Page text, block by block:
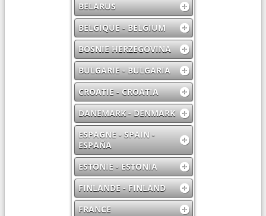
BELARUS
BELGIQUE - BELGIUM
BOSNIE HERZEGOVINA
BULGARIE - BULGARIA
CROATIE - CROATIA
DANEMARK - DENMARK
ESPAGNE - SPAIN -
ESPAÑA
ESTONIE - ESTONIA
FINLANDE - FINLAND
FRANCE